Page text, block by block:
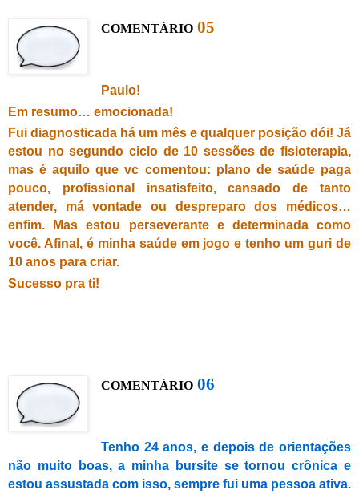
COMENTÁRIO 05
Paulo!
Em resumo… emocionada!
Fui diagnosticada há um mês e qualquer posição dói! Já
estou no segundo ciclo de 10 sessões de fisioterapia,
mas é aquilo que vc comentou: plano de saúde paga
pouco, profissional insatisfeito, cansado de tanto
atender, má vontade ou despreparo dos médicos…
enfim. Mas estou perseverante e determinada como
você. Afinal, é minha saúde em jogo e tenho um guri de
10 anos para criar.
Sucesso pra ti!
COMENTÁRIO 06
Tenho 24 anos, e depois de orientações
não muito boas, a minha bursite se tornou crônica e
estou assustada com isso, sempre fui uma pessoa ativa.